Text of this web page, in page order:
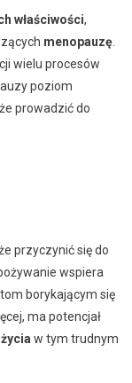
właściwości,
menopauzę.
wielu procesów
poziom
prowadzić do
przyczynić się do
wspiera
borykającym się
ma potencjał
w tym trudnym